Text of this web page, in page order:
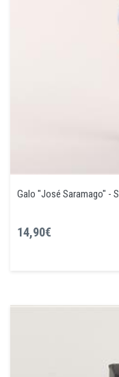
Galo "José Saramago" - S
14,90€